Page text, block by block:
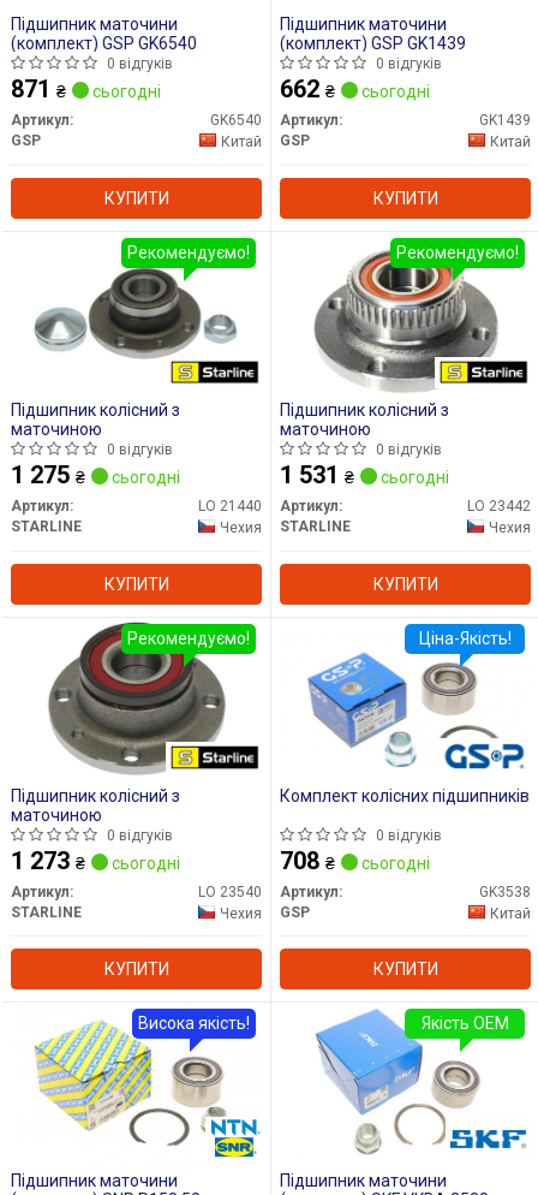
Підшипник маточини
(комплект) GSP GK6540
0 відгуків
871 ₴ сьогодні
Артикул:
GK6540
GSP
Китай
КУПИТИ
Підшипник маточини
(комплект) GSP GK1439
0 відгуків
662 ₴ сьогодні
Артикул:
GK1439
GSP
Китай
КУПИТИ
Підшипник колісний з
маточиною
0 відгуків
1 275 ₴ сьогодні
Артикул:
LO 21440
STARLINE
Чехия
КУПИТИ
Рекомендуємо!
Підшипник колісний з
маточиною
0 відгуків
1 531 ₴ сьогодні
Артикул:
LO 23442
STARLINE
Чехия
КУПИТИ
Рекомендуємо!
Підшипник колісний з
маточиною
0 відгуків
1 273 ₴ сьогодні
Артикул:
LO 23540
STARLINE
Чехия
КУПИТИ
Рекомендуємо!
Комплект колісних підшипників
0 відгуків
708 ₴ сьогодні
Артикул:
GK3538
GSP
Китай
КУПИТИ
Ціна-Якість!
Підшипник маточини
Висока якість!
Підшипник маточини
Якість OEM